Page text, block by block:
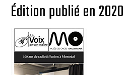
Édition publié en 2020